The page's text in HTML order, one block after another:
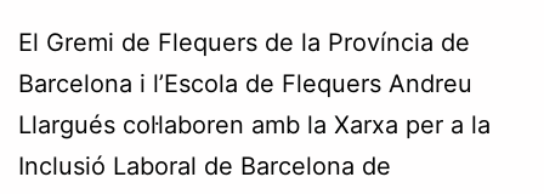
El Gremi de Flequers de la Província de
Barcelona i l’Escola de Flequers Andreu
Llargués col·laboren amb la Xarxa per a la
Inclusió Laboral de Barcelona de